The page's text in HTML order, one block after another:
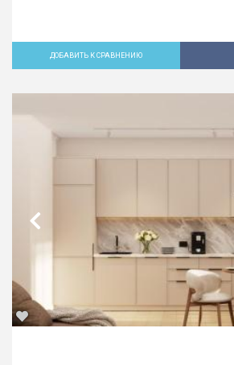
ДОБАВИТЬ К СРАВНЕНИЮ